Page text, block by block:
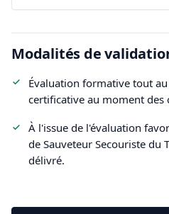
Modalités de
Évaluation formative tout
certificative au moment des
À l'issue de l'évaluation
de Sauveteur Secouriste du
délivré.